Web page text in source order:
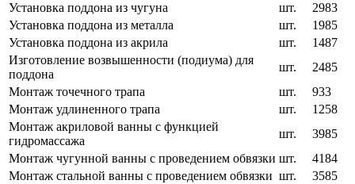
Установка поддона из чугуна
шт.
2983
Установка поддона из металла
шт.
1985
Установка поддона из акрила
шт.
1487
Изготовление возвышенности (подиума) для
поддона
шт.
2485
Монтаж точечного трапа
шт.
933
Монтаж удлиненного трапа
шт.
1258
Монтаж акриловой ванны с функцией
гидромассажа
шт.
3985
Монтаж чугунной ванны с проведением обвязки шт.
4184
Монтаж стальной ванны с проведением обвязки шт.
3585